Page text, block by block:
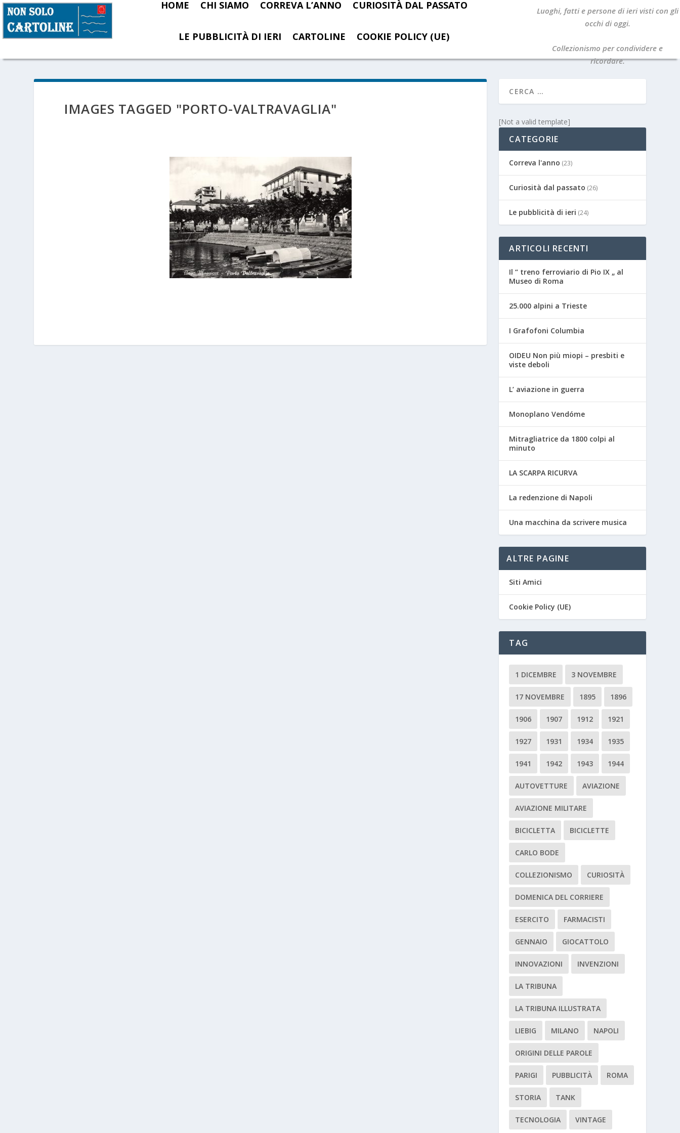
HOME CHI SIAMO CORREVA L’ANNO CURIOSITÀ DAL PASSATO
LE PUBBLICITÀ DI IERI CARTOLINE COOKIE POLICY (UE)
Luoghi, fatti e persone di ieri visti con gli
occhi di oggi.
Collezionismo per condividere e
ricordare.
IMAGES TAGGED "PORTO-VALTRAVAGLIA"
[Not a valid template]
CATEGORIE
Correva l'anno (23)
Curiosità dal passato (26)
Le pubblicità di ieri (24)
ARTICOLI RECENTI
Il “ treno ferroviario di Pio IX „ al
Museo di Roma
25.000 alpini a Trieste
I Grafofoni Columbia
OIDEU Non più miopi – presbiti e
viste deboli
L’ aviazione in guerra
Monoplano Vendóme
Mitragliatrice da 1800 colpi al
minuto
LA SCARPA RICURVA
La redenzione di Napoli
Una macchina da scrivere musica
ALTRE PAGINE
Siti Amici
Cookie Policy (UE)
TAG
1 DICEMBRE 3 NOVEMBRE
17 NOVEMBRE 1895 1896
1906 1907 1912 1921
1927 1931 1934 1935
1941 1942 1943 1944
AUTOVETTURE AVIAZIONE
AVIAZIONE MILITARE
BICICLETTA BICICLETTE
CARLO BODE
COLLEZIONISMO CURIOSITÀ
DOMENICA DEL CORRIERE
ESERCITO FARMACISTI
GENNAIO GIOCATTOLO
INNOVAZIONI INVENZIONI
LA TRIBUNA
LA TRIBUNA ILLUSTRATA
LIEBIG MILANO NAPOLI
ORIGINI DELLE PAROLE
PARIGI PUBBLICITÀ ROMA
STORIA TANK
TECNOLOGIA VINTAGE